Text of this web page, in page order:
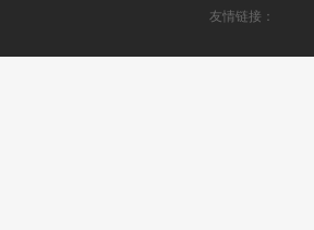
友情链接：